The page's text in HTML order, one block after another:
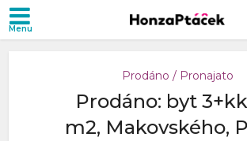
Prodáno / Pronajato
Prodáno: byt
m2, Makovského,